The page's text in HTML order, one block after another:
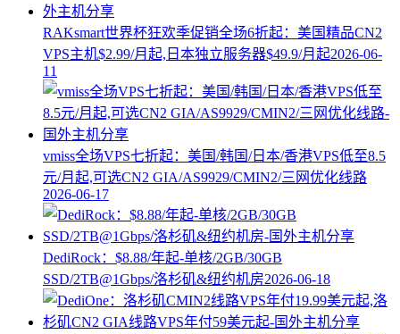
RAKsmart世界杯狂欢季促销全场6折起：美国精品CN2
VPS主机$2.99/月起,日本独立服务器$49.9/月起2026-06-
11
vmiss全场VPS七折起：美国/韩国/日本/香港VPS低至8.5
元/月起,可选CN2 GIA/AS9929/CMIN2/三网优化线路
2026-06-17
DediRock：$8.88/年起-单核/2GB/30GB
SSD/2TB@1Gbps/洛杉矶&纽约机房2026-06-18